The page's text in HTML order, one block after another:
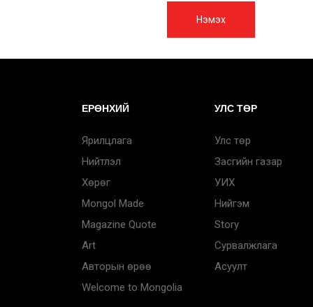
Нэмэх
ЕРӨНХИЙ
Ярилцлага
Нийтлэл
Хөрөг
Mongol Made
Magazine Quote
Art
Авторын өрөө
Welcome to Mongolia
УЛС ТӨР
Улс төр
Засгийн газар
УИХ
Нийгэм
Story
Сурвалжлага
Асуулт